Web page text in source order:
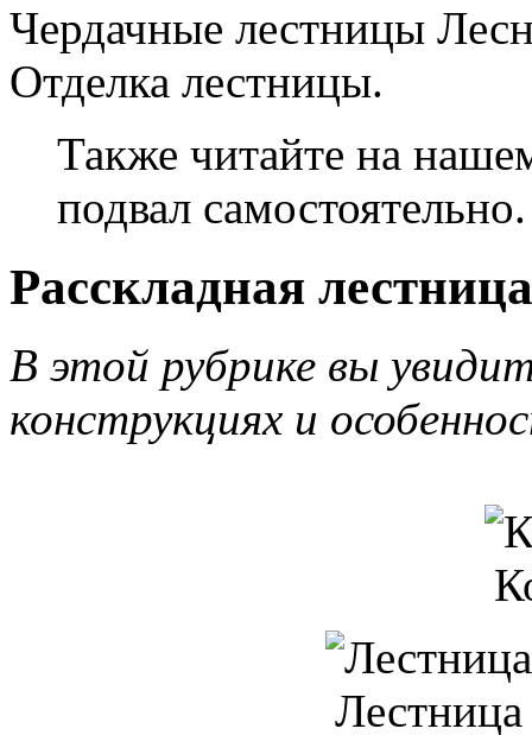
Чердачные лестницы
Отделка лестницы.
Также читайте на
подвал самостоятельно.
Расскладная
В этой рубрике вы
конструкциях и